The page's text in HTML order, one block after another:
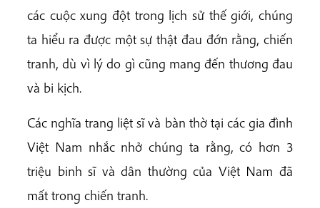
các cuộc xung đột trong lịch sử thế giới, chúng
ta hiểu ra được một sự thật đau đớn rằng, chiến
tranh, dù vì lý do gì cũng mang đến thương đau
và bi kịch.
Các nghĩa trang liệt sĩ và bàn thờ tại các gia đình
Việt Nam nhắc nhở chúng ta rằng, có hơn 3
triệu binh sĩ và dân thường của Việt Nam đã
mất trong chiến tranh.